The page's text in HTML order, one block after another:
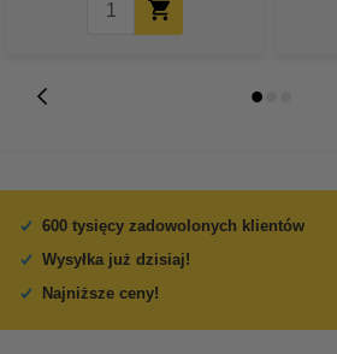
600 tysięcy zadowolonych klientów
Wysyłka już dzisiaj!
Najniższe ceny!